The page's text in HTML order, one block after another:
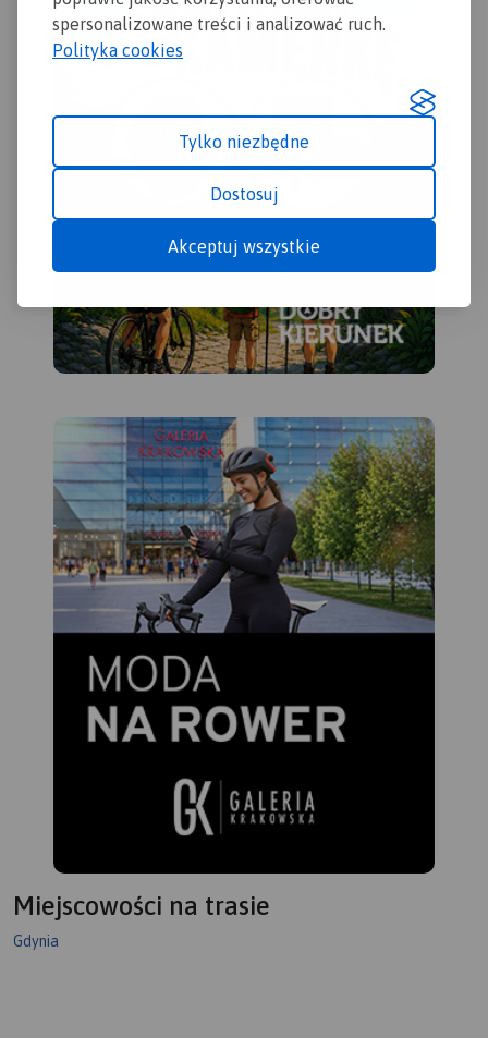
spersonalizowane treści i analizować ruch.
Polityka cookies
Tylko niezbędne
Dostosuj
Akceptuj wszystkie
konnych, łącznie z
kilometrażem.
Miejscowości na trasie
Gdynia